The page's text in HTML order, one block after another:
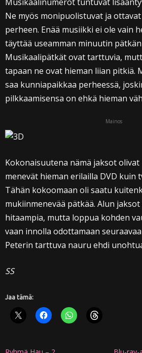
Ne myös monipuolistuvat ja
perheen. Enää musiikki ei ole vain
täyttää useamman minuutin
Musikaalipätkät ovat tarttuvia,
tapaan ne ovat hieman liian pitkiä.
saa kunniapaikkaa perheessä,
pilkkaamisensa on ehkä hieman
Mainos
Kokonaisuutena nämä jaksot
menevät hieman erilailla DVD kuin
Tähän kokoomaan oli saatu
mukiinmenevää pätkää. Alun
hitaampia, mutta loppua kohden
vaan innolla odottamaan
Peterin tarttuva nauru ehdi
SS
Jaa tämä: